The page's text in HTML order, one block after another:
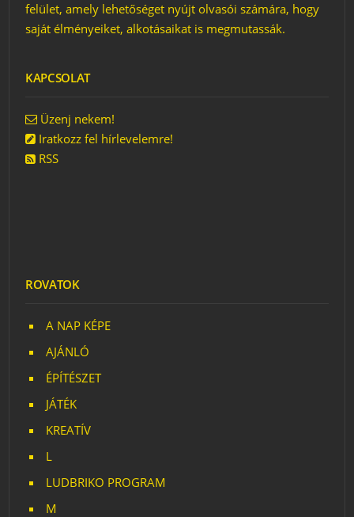
felület, amely lehetőséget nyújt olvasói számára, hogy
saját élményeiket, alkotásaikat is megmutassák.
KAPCSOLAT
Üzenj nekem!
Iratkozz fel hírlevelemre!
RSS
ROVATOK
A NAP KÉPE
AJÁNLÓ
ÉPÍTÉSZET
JÁTÉK
KREATÍV
L
LUDBRIKO PROGRAM
M